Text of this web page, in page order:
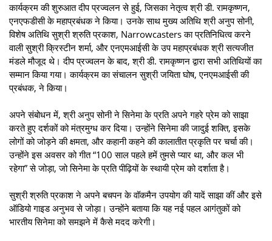
कार्यक्रम की शुरुआत दीप प्रज्वलन से हुई, जिसका नेतृत्व श्री डी. रामकृष्णन,
एनएफडीसी के महाप्रबंधक ने किया। उनके साथ मुख्य अतिथि श्री अनुप सोनी,
विशेष अतिथि सुश्री श्रुति प्रकाश, Narrowcasters का प्रतिनिधित्व करने
वाली सुश्री क्रिस्टीन शर्मा, और एनएमआईसी के उप महाप्रबंधक श्री सत्यजीत
मंडले मौजूद थे। दीप प्रज्वलन के बाद, श्री डी. रामकृष्णन द्वारा सभी अतिथियों का
सम्मान किया गया। कार्यक्रम का संचालन सुश्री जयिता घोष, एनएमआईसी की
प्रबंधक, ने किया।
अपने संबोधन में, श्री अनुप सोनी ने सिनेमा के प्रति अपने गहरे प्रेम को साझा
करते हुए दर्शकों को मंत्रमुग्ध कर दिया। उन्होंने सिनेमा की जादुई शक्ति, इसके
लोगों को जोड़ने की क्षमता, और कहानी कहने की कालातीत प्रकृति पर चर्चा की।
उन्होंने इस अवसर को गीत “100 साल पहले हमें तुमसे प्यार था, और कल भी
रहेगा” से जोड़ा, जो सिनेमा के प्रति पीढ़ियों के स्थायी प्रेम को दर्शाता है।
सुश्री श्रुति प्रकाश ने अपने बचपन के वॉकमैन उपयोग की यादें साझा कीं और इसे
ऑडियो गाइड अनुभव से जोड़ा। उन्होंने बताया कि यह नई पहल आगंतुकों को
भारतीय सिनेमा को समझने में कैसे मदद करेगी।